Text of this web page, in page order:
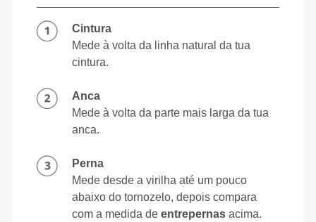
Cintura
Mede à volta da linha natural da tua
cintura.
Anca
Mede à volta da parte mais larga da tua
anca.
Perna
Mede desde a virilha até um pouco
abaixo do tornozelo, depois compara
com a medida deentrepernas acima.